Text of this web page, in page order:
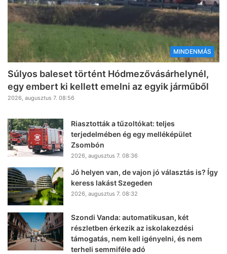
MINDENMÁS
Súlyos baleset történt Hódmezővásárhelynél,
egy embert ki kellett emelni az egyik járműből
2026, augusztus 7. 08:56
Riasztották a tűzoltókat: teljes
terjedelmében ég egy melléképület
Zsombón
2026, augusztus 7. 08:36
Jó helyen van, de vajon jó választás is? Így
keress lakást Szegeden
2026, augusztus 7. 08:32
Szondi Vanda: automatikusan, két
részletben érkezik az iskolakezdési
támogatás, nem kell igényelni, és nem
terheli semmiféle adó